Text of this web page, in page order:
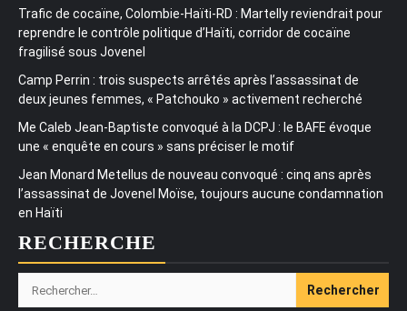
Trafic de cocaïne, Colombie-Haïti-RD : Martelly reviendrait pour
reprendre le contrôle politique d’Haïti, corridor de cocaïne
fragilisé sous Jovenel
Camp Perrin : trois suspects arrêtés après l’assassinat de
deux jeunes femmes, « Patchouko » activement recherché
Me Caleb Jean-Baptiste convoqué à la DCPJ : le BAFE évoque
une « enquête en cours » sans préciser le motif
Jean Monard Metellus de nouveau convoqué : cinq ans après
l’assassinat de Jovenel Moïse, toujours aucune condamnation
en Haïti
RECHERCHE
Rechercher :